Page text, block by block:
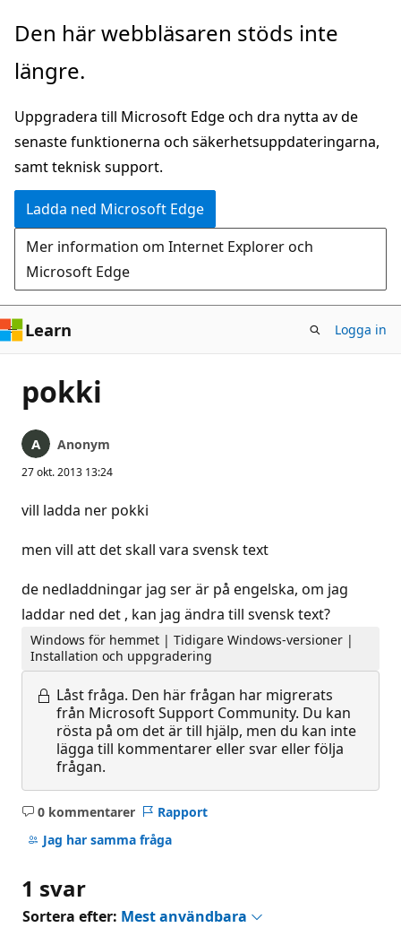
Hoppa
huvudinnehåll
Den här webbläsaren stöds inte
längre.
Uppgradera till Microsoft Edge och dra nytta av de
senaste funktionerna och säkerhetsuppdateringarna,
samt teknisk support.
Ladda ned Microsoft Edge
Mer information om Internet Explorer och
Microsoft Edge
Learn Logga in
pokki
Anonym
27 okt. 2013 13:24
vill ladda ner pokki
men vill att det skall vara svensk text
de nedladdningar jag ser är på engelska, om jag
laddar ned det , kan jag ändra till svensk text?
Windows för hemmet | Tidigare Windows-versioner |
Installation och uppgradering
Låst fråga. Den här frågan har migrerats
från Microsoft Support Community. Du kan
rösta på om det är till hjälp, men du kan inte
lägga till kommentarer eller svar eller följa
frågan.
0 kommentarer
Inga
kommentarer
Rapport
Jag har samma fråga
1 svar
Sortera efter: Mest användbara